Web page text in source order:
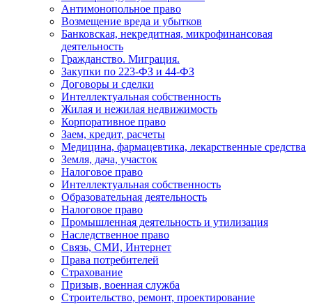
Антимонопольное право
Возмещение вреда и убытков
Банковская, некредитная, микрофинансовая
деятельность
Гражданство. Миграция.
Закупки по 223-ФЗ и 44-ФЗ
Договоры и сделки
Интеллектуальная собственность
Жилая и нежилая недвижимость
Корпоративное право
Заем, кредит, расчеты
Медицина, фармацевтика, лекарственные средства
Земля, дача, участок
Налоговое право
Интеллектуальная собственность
Образовательная деятельность
Налоговое право
Промышленная деятельность и утилизация
Наследственное право
Связь, СМИ, Интернет
Права потребителей
Страхование
Призыв, военная служба
Строительство, ремонт, проектирование